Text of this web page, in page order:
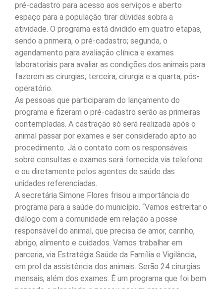
pré-cadastro para acesso aos serviços e aberto
espaço para a população tirar dúvidas sobra a
atividade. O programa está dividido em quatro etapas,
sendo a primeira, o pré-cadastro; segunda, o
agendamento para avaliação clínica e exames
laboratoriais para avaliar as condições dos animais para
fazerem as cirurgias; terceira, cirurgia e a quarta, pós-
operatório.
As pessoas que participaram do lançamento do
programa e fizeram o pré-cadastro serão as primeiras
contempladas. A castração só será realizada após o
animal passar por exames e ser considerado apto ao
procedimento. Já o contato com os responsáveis
sobre consultas e exames será fornecida via telefone
e ou diretamente pelos agentes de saúde das
unidades referenciadas.
A secretária Simone Flores frisou a importância do
programa para a saúde do município. “Vamos estreitar o
diálogo com a comunidade em relação a posse
responsável do animal, que precisa de amor, carinho,
abrigo, alimento e cuidados. Vamos trabalhar em
parceria, via Estratégia Saúde da Família e Vigilância,
em prol da assistência dos animais. Serão 24 cirurgias
mensais, além dos exames. É um programa que foi bem